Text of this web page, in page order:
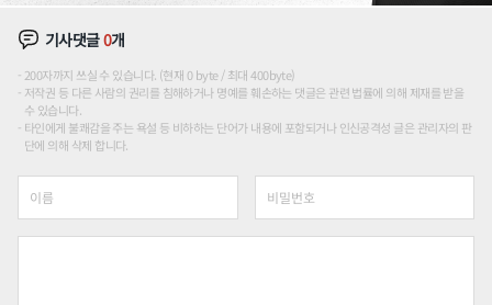
기사댓글0개
200자까지 쓰실 수 있습니다. (현재 0 byte / 최대 400byte)
저작권 등 다른 사람의 권리를 침해하거나 명예를 훼손하는 댓글은 관련 법률에 의해 제재를 받을
수 있습니다.
타인에게 불쾌감을 주는 욕설 등 비하하는 단어가 내용에 포함되거나 인신공격성 글은 관리자의 판
단에 의해 삭제 합니다.